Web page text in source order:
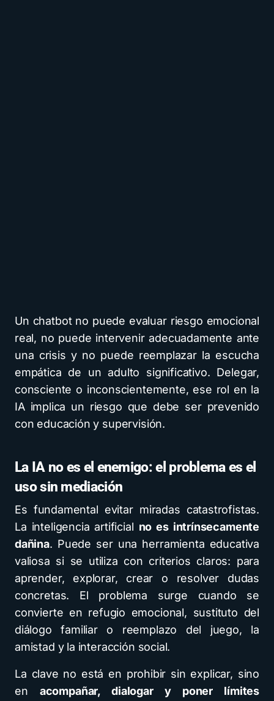
Un chatbot no puede evaluar riesgo emocional
real, no puede intervenir adecuadamente ante
una crisis y no puede reemplazar la escucha
empática de un adulto significativo. Delegar,
consciente o inconscientemente, ese rol en la
IA implica un riesgo que debe ser prevenido
con educación y supervisión.
La IA no es el enemigo: el problema es el
uso sin mediación
Es fundamental evitar miradas catastrofistas.
La inteligencia artificial no es intrínsecamente
dañina. Puede ser una herramienta educativa
valiosa si se utiliza con criterios claros: para
aprender, explorar, crear o resolver dudas
concretas. El problema surge cuando se
convierte en refugio emocional, sustituto del
diálogo familiar o reemplazo del juego, la
amistad y la interacción social.
La clave no está en prohibir sin explicar, sino
en acompañar, dialogar y poner límites